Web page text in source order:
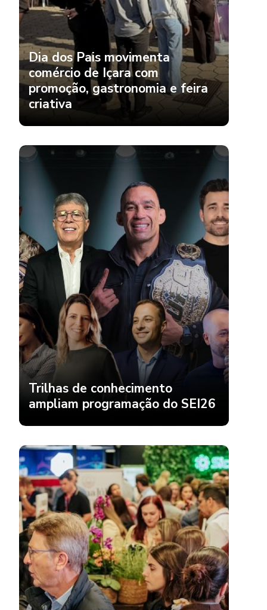
Dia dos Pais movimenta
comércio de Içara com
promoção, gastronomia e feira
criativa
Trilhas de conhecimento
ampliam programação do SEI26